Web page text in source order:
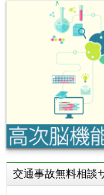
交通事故無料相談